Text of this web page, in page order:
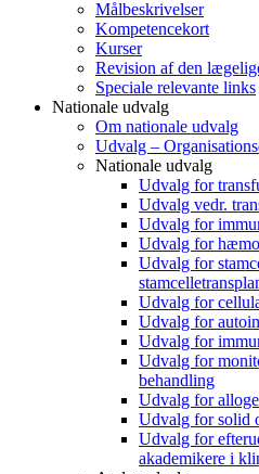
Målbeskrivelser
Kompetencekort
Kurser
Revision af den
Speciale relevante links
Nationale udvalg
Om nationale udvalg
Udvalg –
Nationale udvalg
Udvalg for
Udvalg vedr.
Udvalg for
Udvalg for
Udvalg for
Udvalg for
Udvalg for
Udvalg for
Udvalg for
behandling
Udvalg for
Udvalg for solid
Udvalg for
akademikere i